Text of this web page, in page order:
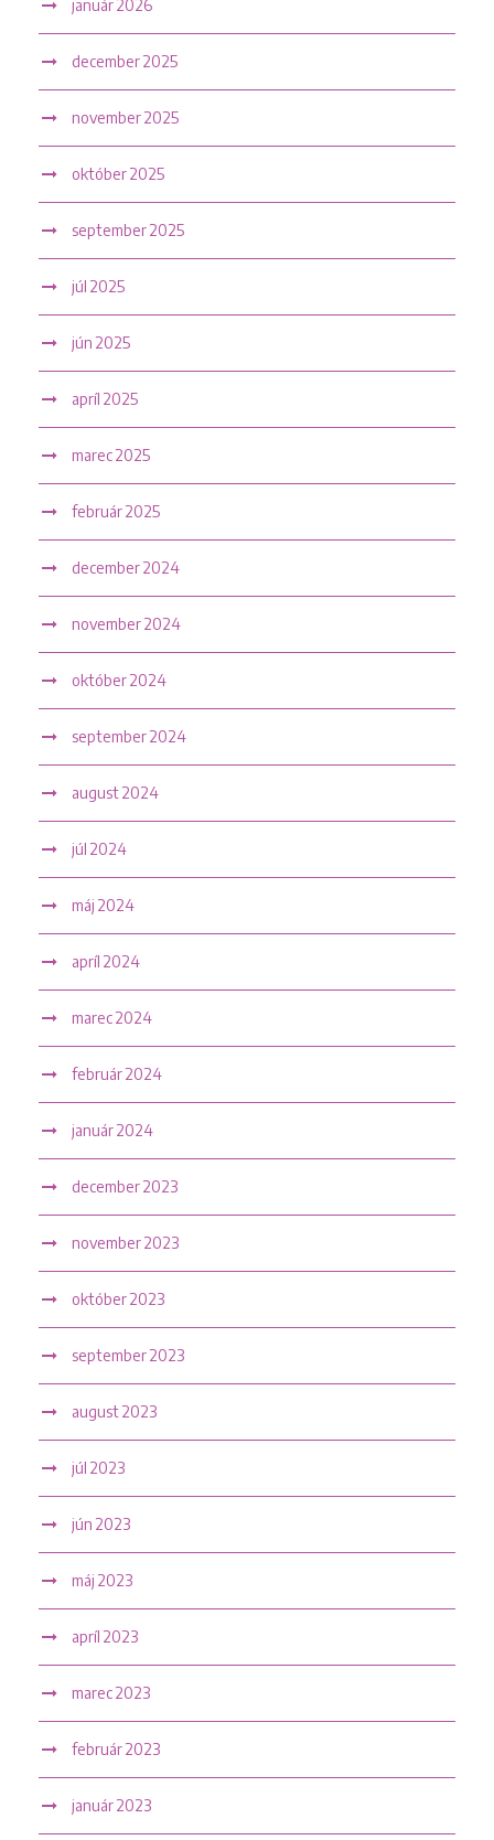
január 2026
december 2025
november 2025
október 2025
september 2025
júl 2025
jún 2025
apríl 2025
marec 2025
február 2025
december 2024
november 2024
október 2024
september 2024
august 2024
júl 2024
máj 2024
apríl 2024
marec 2024
február 2024
január 2024
december 2023
november 2023
október 2023
september 2023
august 2023
júl 2023
jún 2023
máj 2023
apríl 2023
marec 2023
február 2023
január 2023